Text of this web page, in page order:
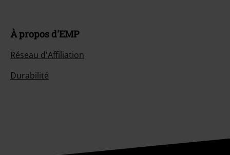
À propos d'EMP
Réseau d'Affiliation
Durabilité